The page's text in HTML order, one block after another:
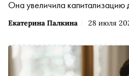
в материале «Сноба»
Екатерина Палкина 28 июля
Она увеличила капитализацию